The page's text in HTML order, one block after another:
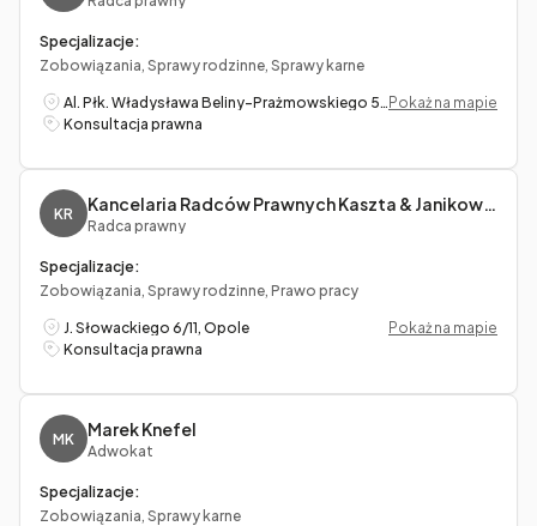
Specjalizacje:
Zobowiązania, Sprawy rodzinne, Sprawy karne
Al. Płk. Władysława Beliny-Prażmowskiego 53/5, KrakówPokaż na mapie
Konsultacja prawna
KR
Radca prawny
Specjalizacje:
Zobowiązania, Sprawy rodzinne, Prawo pracy
J. Słowackiego 6/11, Opole
Pokaż na mapie
Konsultacja prawna
MK Marek Knefel
Adwokat
Specjalizacje:
Zobowiązania, Sprawy karne